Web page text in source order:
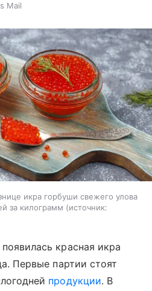
Mail
икра горбуши свежего улова
за килограмм
источник:
красная икра
Первые партии стоят
продукции. В